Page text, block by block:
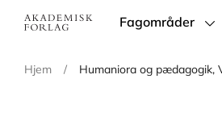
Main
Fagområder
Hjem / Humaniora og pædagogik,